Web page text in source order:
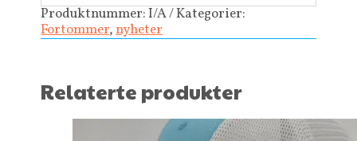
Produktnummer:I/A Kategorier:
Fortommer,nyheter
Relaterte produkter